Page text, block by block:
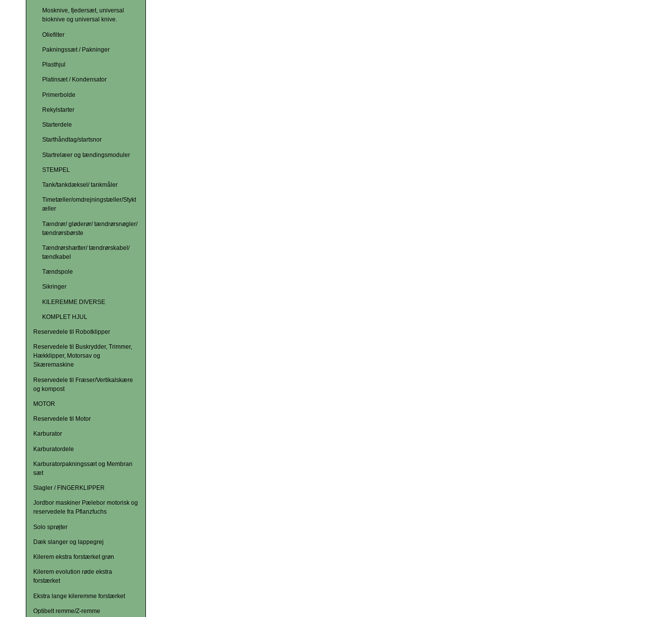
Mosknive, fjedersæt, universal
bioknive og universal knive.
Oliefilter
Pakningssæt / Pakninger
Plasthjul
Platinsæt / Kondensator
Primerbolde
Rekylstarter
Starterdele
Starthåndtag/startsnor
Startrelæer og tændingsmoduler
STEMPEL
Tank/tankdæksel/ tankmåler
Timetæller/omdrejningstæller/Stykt
æller
Tændrør/ gløderør/ tændrørsnøgler/
tændrørsbørste
Tændrørshætter/ tændrørskabel/
tændkabel
Tændspole
Sikringer
KILEREMME DIVERSE
KOMPLET HJUL
Reservedele til Robotklipper
Reservedele til Buskrydder, Trimmer,
Hækklipper, Motorsav og
Skæremaskine
Reservedele til Fræser/Vertikalskære
og kompost
MOTOR
Reservedele til Motor
Karburator
Karburatordele
Karburatorpakningssæt og Membran
sæt
Slagler / FINGERKLIPPER
Jordbor maskiner Pælebor motorisk og
reservedele fra Pflanzfuchs
Solo sprøjter
Dæk slanger og lappegrej
Kilerem ekstra forstærket grøn
Kilerem evolution røde ekstra
forstærket
Ekstra lange kileremme forstærket
Optibelt remme/Z-remme